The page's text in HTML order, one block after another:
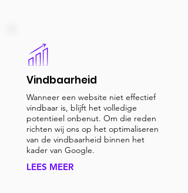
Vindbaarheid
Wanneer een website niet effectief
vindbaar is, blijft het volledige
potentieel onbenut. Om die reden
richten wij ons op het optimaliseren
van de vindbaarheid binnen het
kader van Google.
LEES MEER